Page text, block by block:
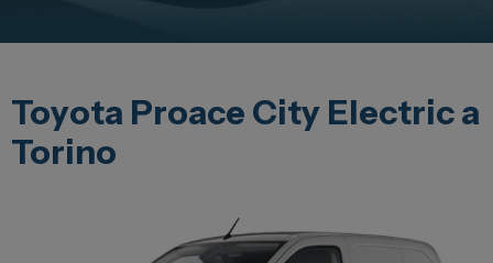
Opel
Peugeot
Citroen
Toyota Proace City Electric a
Torino